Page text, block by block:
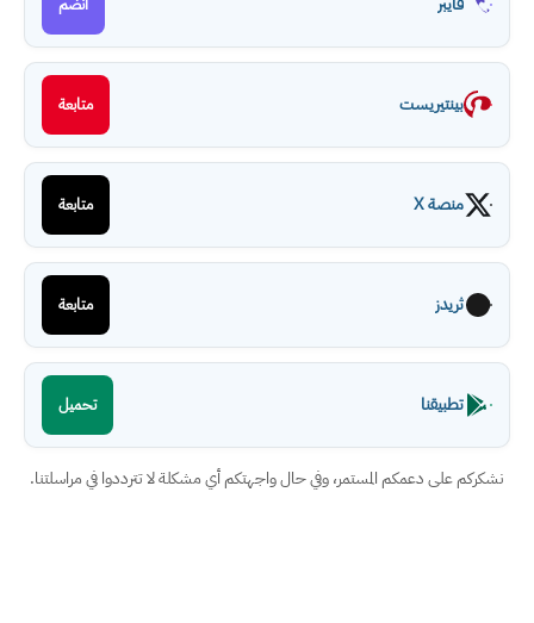
بينتيريست متابعة
منصة X متابعة
ثريدز متابعة
تطبيقنا تحميل
نشكركم على دعمكم المستمر، وفي حال واجهتكم أي مشكلة لا تترددوا في مراسلتنا.